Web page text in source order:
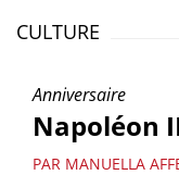
CULTURE
Anniversaire
Napoléon
PAR MANUELLA